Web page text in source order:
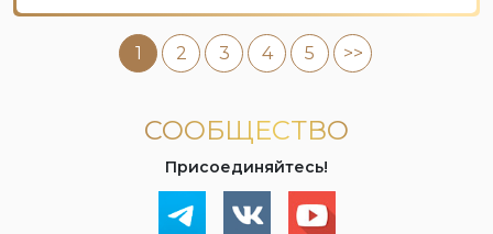
1 2 3 4 5 >>
СООБЩЕСТВО
Присоединяйтесь!